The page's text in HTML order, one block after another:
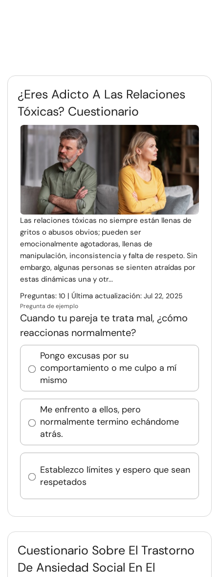
¿Eres Adicto A Las Relaciones
Tóxicas? Cuestionario
Las relaciones tóxicas no siempre están llenas de
gritos o abusos obvios; pueden ser
emocionalmente agotadoras, llenas de
manipulación, inconsistencia y falta de respeto. Sin
embargo, algunas personas se sienten atraídas por
estas dinámicas una y otr...
Preguntas: 10 | Última actualización: Jul 22, 2025
Pregunta de ejemplo
Cuando tu pareja te trata mal, ¿cómo
reaccionas normalmente?
Pongo excusas por su
comportamiento o me culpo a mí
mismo
Me enfrento a ellos, pero
normalmente termino echándome
atrás.
Establezco límites y espero que sean
respetados
Cuestionario Sobre El Trastorno
De Ansiedad Social En El